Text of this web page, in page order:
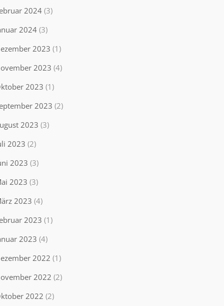
2024(3)
2024(3)
2023 (1)
2023 (4)
2023 (1)
2023 (2)
2023 (3)
2023 (2)
2023 (3)
2023 (3)
2023 (4)
2023 (1)
2023 (4)
2022 (1)
2022 (2)
2022 (2)